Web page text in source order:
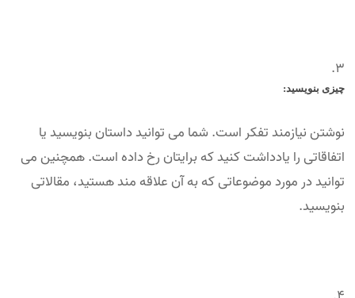
چیزی بنویسید:
نوشتن نیازمند تفکر است. شما می توانید داستان بنویسید یا
اتفاقاتی را یادداشت کنید که برایتان رخ داده است. همچنین می
توانید در مورد موضوعاتی که به آن علاقه مند هستید، مقالاتی
بنویسید.